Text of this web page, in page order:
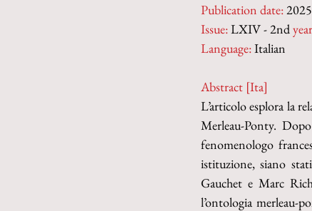
Publication date: 2025
Issue: LXIV - 2nd
Language: Italian
Abstract [Ita]
L’articolo esplora la
Merleau-Ponty.
fenomenologo
istituzione, siano
Gauchet e Marc
l’ontologia merleau-